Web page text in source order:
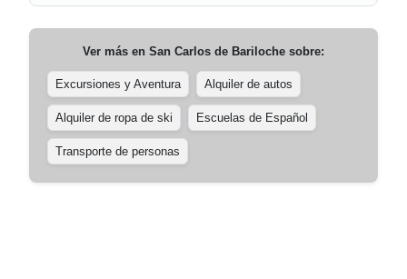
Ver más en San Carlos de Bariloche sobre:
Excursiones y Aventura Alquiler de autos
Alquiler de ropa de ski Escuelas de Español
Transporte de personas